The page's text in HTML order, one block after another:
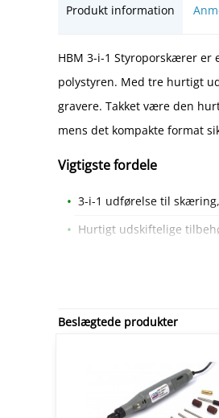
Produkt information
HBM 3-i-1 Styroporskærer
polystyren. Med tre hurtigt
gravere. Takket være den
mens det kompakte format
Vigtigste fordele
3-i-1 udførelse til
Hurtigt udskiftelige
Beslægtede produkter